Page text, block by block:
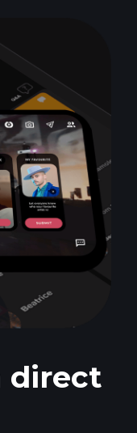
direct